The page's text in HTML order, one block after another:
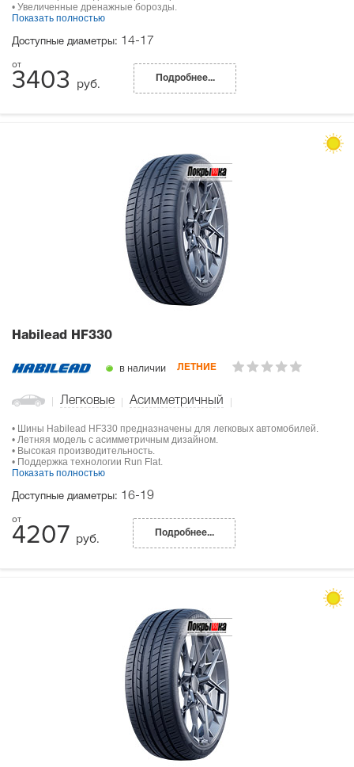
• Увеличенные дренажные борозды.
Показать полностью
Доступные диаметры: 14-17
3403 руб. Подробнее...
Habilead HF330
в наличии ЛЕТНИЕ
Легковые Асимметричный
• Шины Habilead HF330 предназначены для легковых автомобилей.
• Летняя модель с асимметричным дизайном.
• Высокая производительность.
• Поддержка технологии Run Flat.
Показать полностью
Доступные диаметры: 16-19
4207 руб. Подробнее...